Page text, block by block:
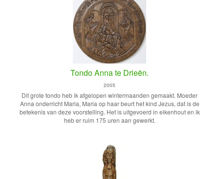
Tondo Anna te Drieën.
2005
Dit grote tondo heb ik afgelopen wintermaanden gemaakt. Moeder
Anna onderricht Maria, Maria op haar beurt het kind Jezus, dat is de
betekenis van deze voorstelling. Het is uitgevoerd in eikenhout en ik
heb er ruim 175 uren aan gewerkt.